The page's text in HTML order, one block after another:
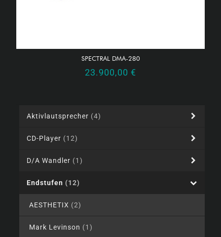
SPECTRAL DMA-280
23.900,00 €
Aktivlautsprecher (4)
CD-Player (12)
D/A Wandler (1)
Endstufen (12)
AESTHETIX (2)
Mark Levinson (1)